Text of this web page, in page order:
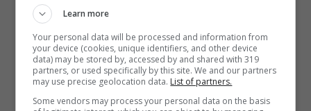
che la contraddistingue.
Il liceo Leonardo da Vinci si arricchisce di
nuove figure sia tra il personale che tra gli
studenti. L’arrivo della nuova preside, Irene, e
Learn more
Your personal data will be processed and information from
your device (cookies, unique identifiers, and other device
data) may be stored by, accessed by and shared with 319
partners, or used specifically by this site. We and our partners
may use precise geolocation data. List of partners.
Some vendors may process your personal data on the basis